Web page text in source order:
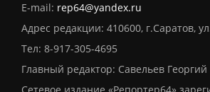
E-mail: rep64@yandex.ru
Адрес редакции: 410600, г.Саратов,
Тел: 8-917-305-4695
Главный редактор: Савельев